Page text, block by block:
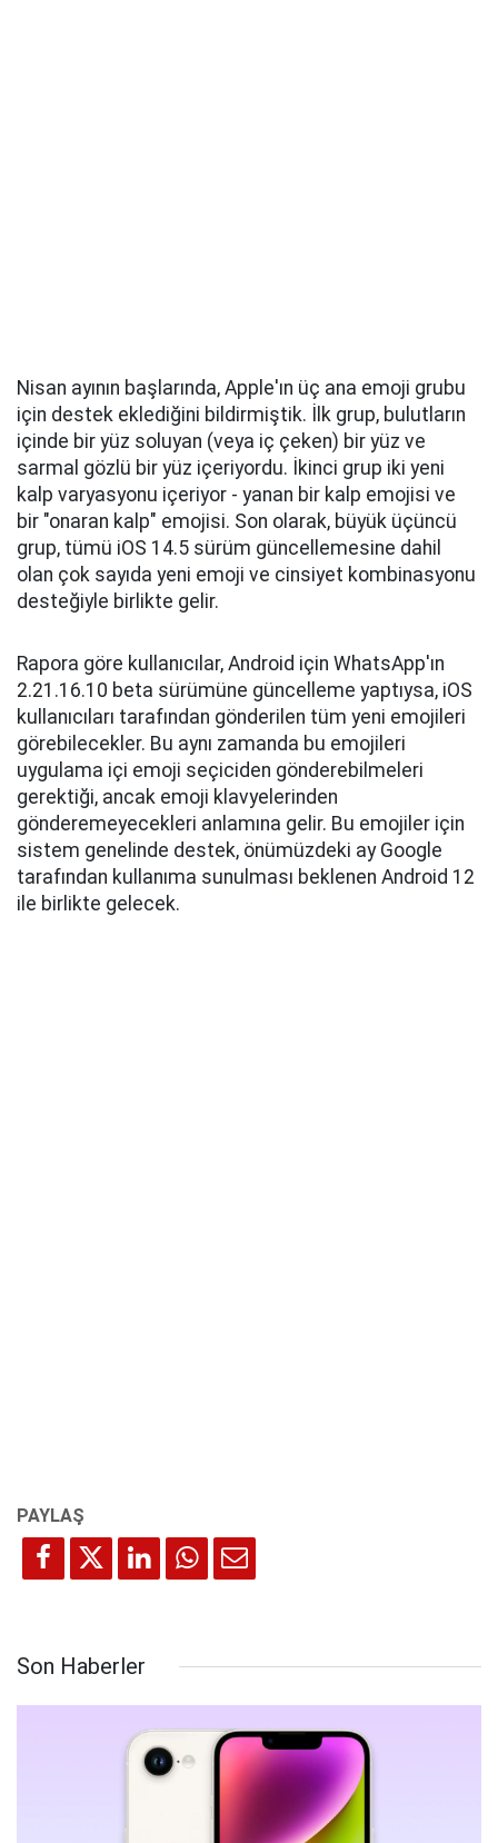
Nisan ayının başlarında, Apple'ın üç ana emoji grubu
için destek eklediğini bildirmiştik. İlk grup, bulutların
içinde bir yüz soluyan (veya iç çeken) bir yüz ve
sarmal gözlü bir yüz içeriyordu. İkinci grup iki yeni
kalp varyasyonu içeriyor - yanan bir kalp emojisi ve
bir "onaran kalp" emojisi. Son olarak, büyük üçüncü
grup, tümü iOS 14.5 sürüm güncellemesine dahil
olan çok sayıda yeni emoji ve cinsiyet kombinasyonu
desteğiyle birlikte gelir.
Rapora göre kullanıcılar, Android için WhatsApp'ın
2.21.16.10 beta sürümüne güncelleme yaptıysa, iOS
kullanıcıları tarafından gönderilen tüm yeni emojileri
görebilecekler. Bu aynı zamanda bu emojileri
uygulama içi emoji seçiciden gönderebilmeleri
gerektiği, ancak emoji klavyelerinden
gönderemeyecekleri anlamına gelir. Bu emojiler için
sistem genelinde destek, önümüzdeki ay Google
tarafından kullanıma sunulması beklenen Android 12
ile birlikte gelecek.
Son Haberler